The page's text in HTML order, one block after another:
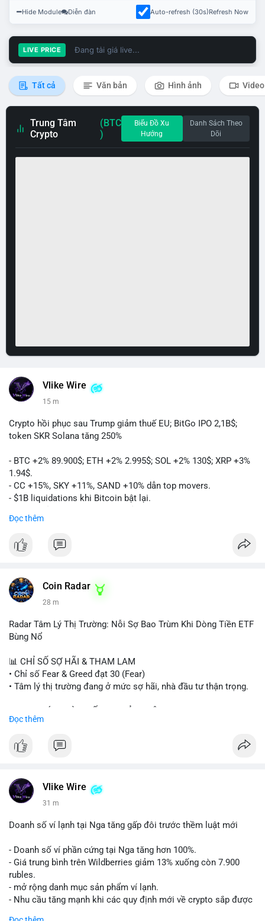
Hide Module Diễn đàn Auto-refresh (30s)Refresh Now
LIVE PRICE Đang tải giá live...
Tất cả Văn bản Hình ảnh Video
Trung Tâm
Crypto
(BTC
)
Biểu Đồ Xu
Hướng
Danh Sách Theo
Dõi
Vlike Wire
15 m
Crypto hồi phục sau Trump giảm thuế EU; BitGo IPO 2,1B$;
token SKR Solana tăng 250%
- BTC +2% 89.900$; ETH +2% 2.995$; SOL +2% 130$; XRP +3%
1.94$.
- CC +15%, SKY +11%, SAND +10% dẫn top movers.
- $1B liquidations khi Bitcoin bật lại.
- Vitalik đề xuất DVT staking cho Ethereum.
- Senate Ag Committee tiến hành Clarity Act.
- Tòa án Nga công nhận crypto là tài sản.
- Trump hy vọng ký bill cấu trúc thị trường crypto.
- Steak ’n Shake thưởng BTC cho nhân viên.
#binancesquare
$btc $eth $sol $xrp $cc $sky $sand $skr
📰 Nguồn: Decrypt
Đọc thêm
Coin Radar
28 m
Radar Tâm Lý Thị Trường: Nỗi Sợ Bao Trùm Khi Dòng Tiền ETF
Bùng Nổ
📊 CHỈ SỐ SỢ HÃI & THAM LAM
• Chỉ số Fear & Greed đạt 30 (Fear)
• Tâm lý thị trường đang ở mức sợ hãi, nhà đầu tư thận trọng.
• CoinGecko Trending: PENGU, TUT, ACE, CASHCAT, ANSEM,
• LunarCrush Trending: Ethereum, Solana, Dogecoin, Polkadot,
Tinh hà say hi
• Binance Square: Cộng đồng đang tranh luận về lệnh
xấu từ SpaceX/Musk.
• Tin tức quốc tế: US spot Bitcoin ETFs ghi nhận dòng tiền 1 tỷ
USD; Nansen founder dự báo Bitcoin không dưới 60K; Chi tiêu
thẻ Crypto đạt ATH 759 triệu USD.
• Thông báo Binance: Hỗ trợ cổ tức Apple/IBM qua bStocks;
Đọc thêm
Vlike Wire
31 m
Doanh số ví lạnh tại Nga tăng gấp đôi trước thềm luật mới
- Doanh số ví phần cứng tại Nga tăng hơn 100%.
- Giá trung bình trên Wildberries giảm 13% xuống còn 7.900
rubles.
- mở rộng danh mục sản phẩm ví lạnh.
- Nhu cầu tăng mạnh khi các quy định mới về crypto sắp được